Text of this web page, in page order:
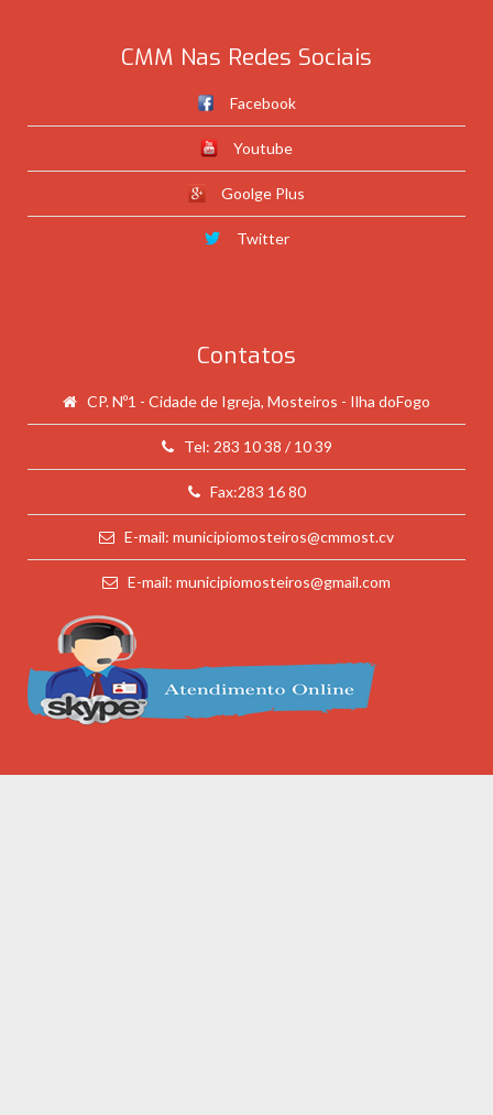
CMM Nas Redes Sociais
Facebook
Youtube
Goolge Plus
Twitter
Contatos
CP. Nº1 - Cidade de Igreja, Mosteiros - Ilha doFogo
Tel: 283 10 38 / 10 39
Fax:283 16 80
E-mail: municipiomosteiros@cmmost.cv
E-mail: municipiomosteiros@gmail.com